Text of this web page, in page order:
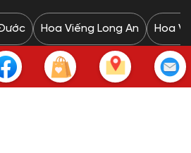
Hoa Viếng Long An Hoa